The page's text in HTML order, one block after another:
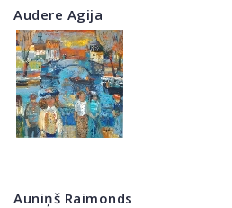
Audere Agija
Auniņš Raimonds